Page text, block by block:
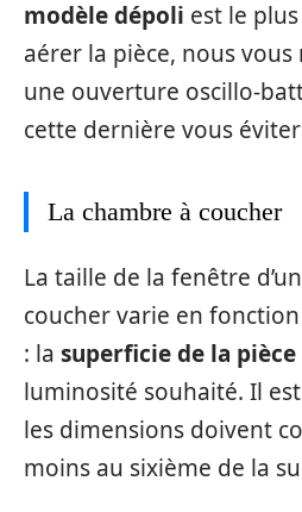
modèle dépoli est le
aérer la pièce, nous
une ouverture oscillo-
cette dernière vous
La chambre à coucher
La taille de la fenêtre
coucher varie en
: la superficie de la pièce
luminosité souhaité. Il
les dimensions doivent
moins au sixième de la